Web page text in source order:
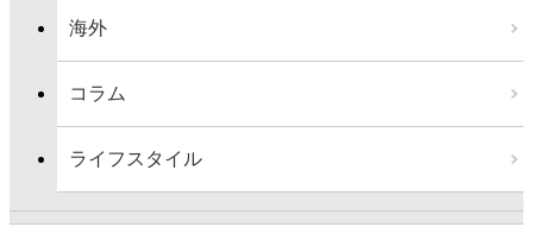
海外
コラム
ライフスタイル